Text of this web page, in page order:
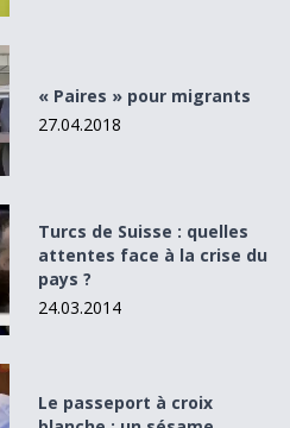
« Paires » pour migrants
27.04.2018
face à la crise du pays ?
Turcs de Suisse : quelles
attentes face à la crise du
pays ?
24.03.2014
: un sésame
Le passeport à croix